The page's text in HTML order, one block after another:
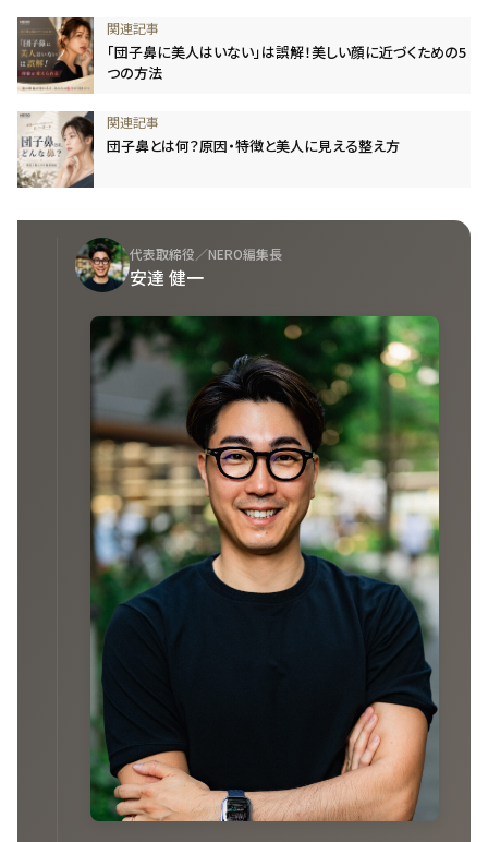
「団子鼻に美人はいない」は誤解！美しい顔に近づくための5
つの方法
団子鼻とは何？原因・特徴と美人に見える整え方
代表取締役／NERO編集長
安達 健一